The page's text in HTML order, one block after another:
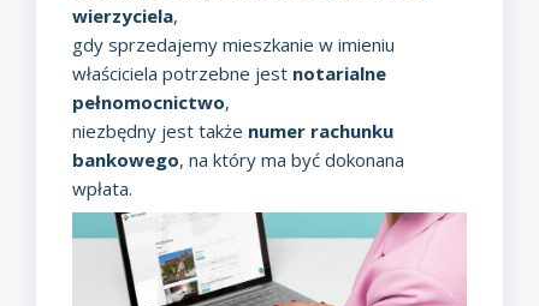
wierzyciela,
gdy sprzedajemy mieszkanie w imieniu
właściciela potrzebne jest notarialne
pełnomocnictwo,
niezbędny jest także numer rachunku
bankowego, na który ma być dokonana
wpłata.